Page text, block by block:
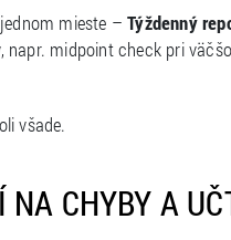
mieste –Týždenný
napr. midpoint check pri
všade.
CHYBY A